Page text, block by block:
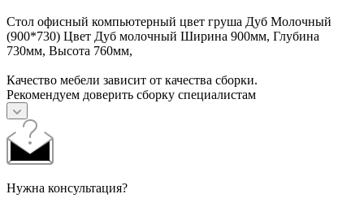
Стол офисный компьютерный цвет груша Дуб Молочный
(900*730) Цвет Дуб молочный Ширина 900мм, Глубина
730мм, Высота 760мм,
Качество мебели зависит от качества сборки.
Рекомендуем доверить сборку специалистам
Нужна консультация?